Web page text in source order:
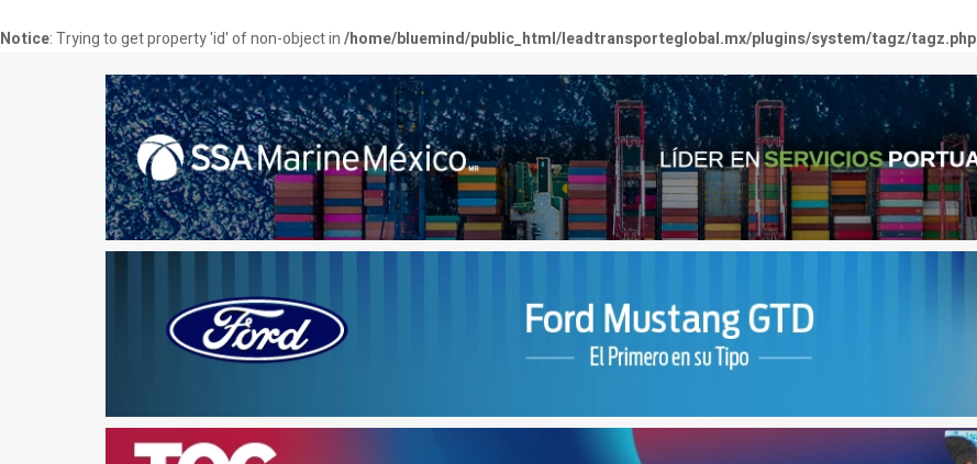
Notice: Trying to get property 'id' of non-object in/home/bluemind/public_html/leadtransporteglobal.mx/plugins/system/tagz/tagz.php